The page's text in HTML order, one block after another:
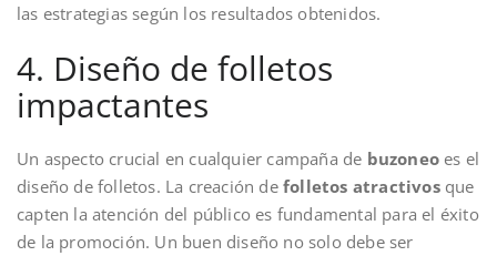
las estrategias según los resultados obtenidos.
4. Diseño de folletos
impactantes
Un aspecto crucial en cualquier campaña de buzoneo es el
diseño de folletos. La creación de folletos atractivosque
capten la atención del público es fundamental para el éxito
de la promoción. Un buen diseño no solo debe ser